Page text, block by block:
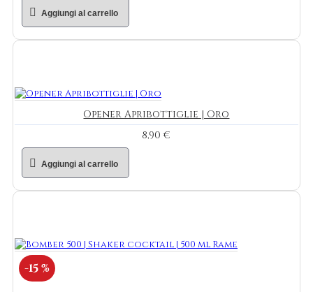
Aggiungi al carrello
Opener Apribottiglie | Oro
8,90 €
Aggiungi al carrello
-15 %